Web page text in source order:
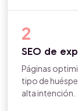
2
SEO de
Páginas
tipo de
alta intención.